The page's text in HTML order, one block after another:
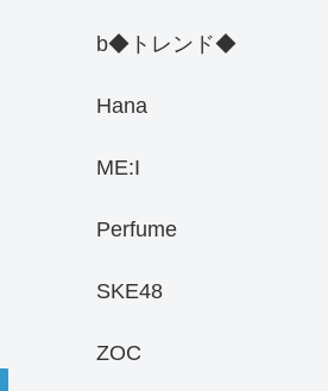
b◆トレンド◆
Hana
ME:I
Perfume
SKE48
ZOC